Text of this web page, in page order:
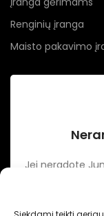
Renginių įranga
Maisto pakavimo
Jei neradote
kontaktuose